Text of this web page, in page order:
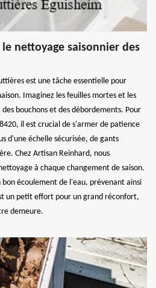
nettoyage saisonnier des
est une tâche essentielle pour
Imaginez les feuilles mortes et les
bouchons et des débordements. Pour
il est crucial de s'armer de patience
d'une échelle sécurisée, de gants
Chez Artisan Reinhard, nous
à chaque changement de saison.
écoulement de l'eau, prévenant ainsi
un petit effort pour un grand réconfort,
demeure.